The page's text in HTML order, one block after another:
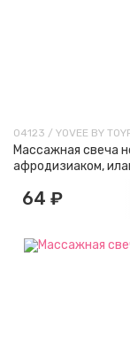
04123 / YOVEE BY
Массажная свеча
афродизиаком,
64 ₽